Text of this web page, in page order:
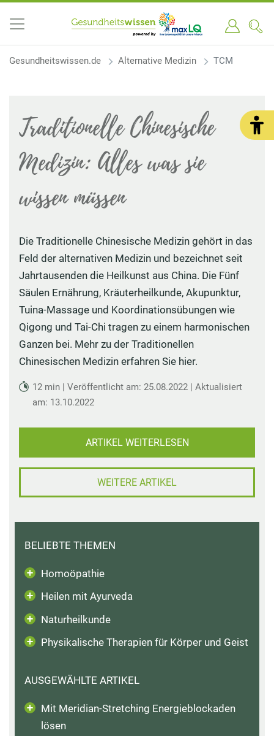
Gesundheitswissen.de Alternative Medizin TCM
Traditionelle Chinesische
Medizin: Alles was sie
wissen müssen
Die Traditionelle Chinesische Medizin gehört in das
Feld der alternativen Medizin und bezeichnet seit
Jahrtausenden die Heilkunst aus China. Die Fünf
Säulen Ernährung, Kräuterheilkunde, Akupunktur,
Tuina-Massage und Koordinationsübungen wie
Qigong und Tai-Chi tragen zu einem harmonischen
Ganzen bei. Mehr zu der Traditionellen
Chinesischen Medizin erfahren Sie hier.
12 min | Veröffentlicht am: 25.08.2022 | Aktualisiert
am: 13.10.2022
ARTIKEL WEITERLESEN
WEITERE ARTIKEL
BELIEBTE THEMEN
Homoöpathie
Heilen mit Ayurveda
Naturheilkunde
Physikalische Therapien für Körper und Geist
AUSGEWÄHLTE ARTIKEL
Mit Meridian-Stretching Energieblockaden
lösen